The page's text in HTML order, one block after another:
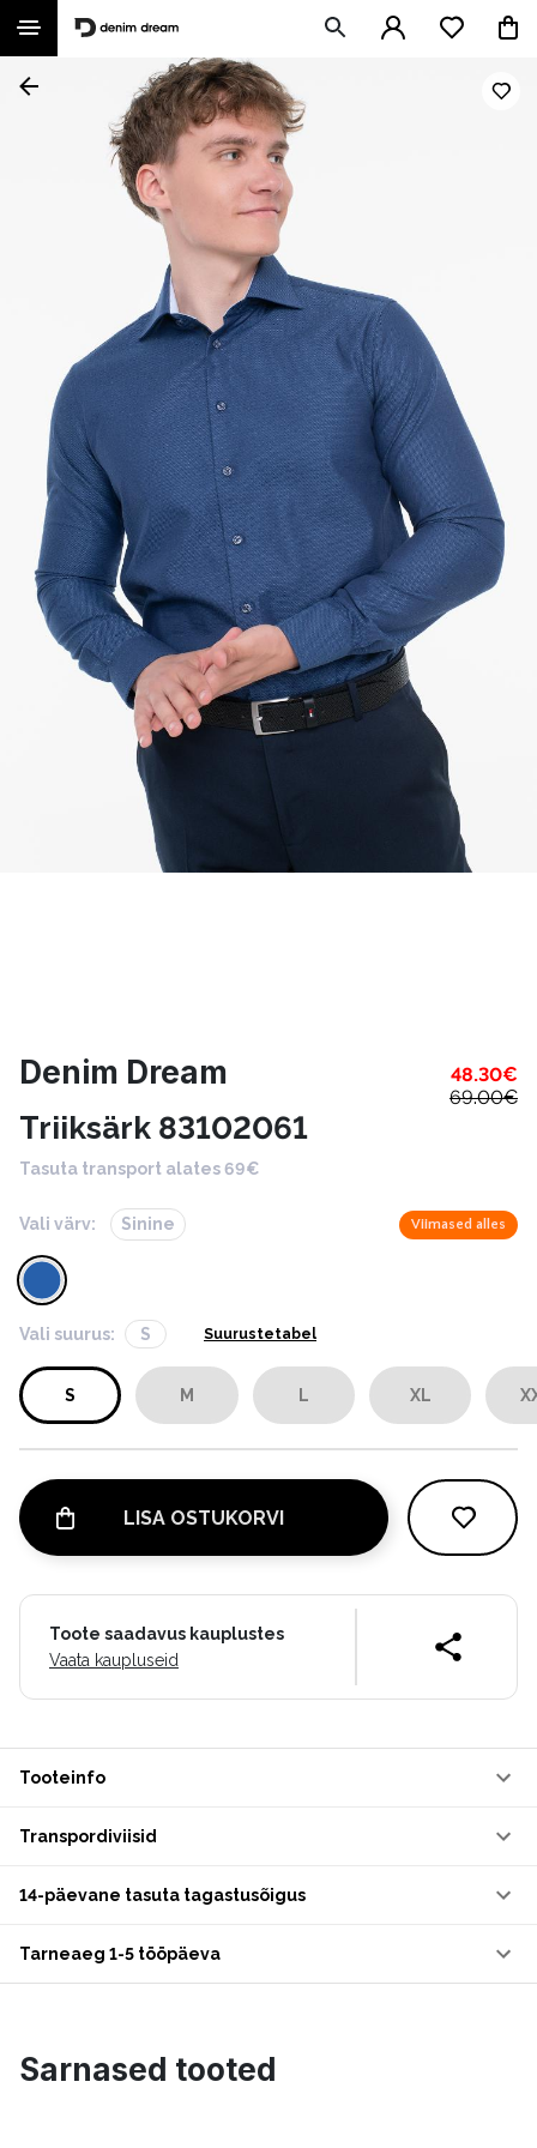
Denim Dream 48.30€
69.00€
Triiksärk 83102061
Tasuta transport alates 69€
Vali värv: Sinine Viimased alles
Vali suurus: S Suurustetabel
S M L XL
LISA OSTUKORVI
Toote saadavus kauplustes
Vaata kaupluseid
Tooteinfo
Transpordiviisid
14-päevane tasuta tagastusõigus
Tarneaeg 1-5 tööpäeva
Sarnased tooted